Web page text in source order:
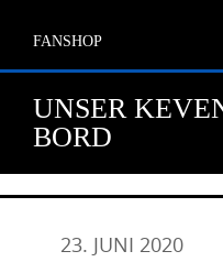
FANSHOP
UNSER
BORD
23. JUNI 2020